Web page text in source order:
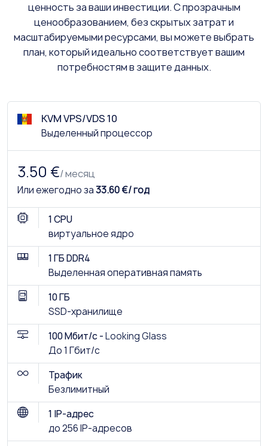
ценность за ваши инвестиции. С прозрачным
ценообразованием, без скрытых затрат и
масштабируемыми ресурсами, вы можете выбрать
план, который идеально соответствует вашим
потребностям в защите данных.
KVM VPS/VDS 10
Выделенный процессор
3.50 €/ месяц
Или ежегодно за33.60 €/ год
1 CPU
виртуальное ядро
1 ГБ DDR4
Выделенная оперативная память
10 ГБ
SSD-хранилище
100 Мбит/с -Looking Glass
До 1 Гбит/с
Трафик
Безлимитный
1 IP-адрес
до 256 IP-адресов